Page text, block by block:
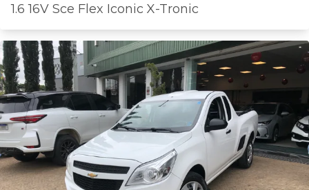
1.6 16V Sce Flex Iconic X-Tronic